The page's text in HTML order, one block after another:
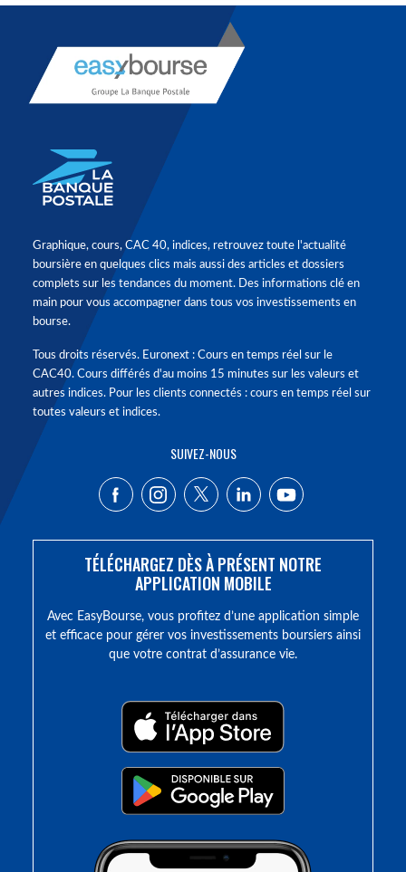
Graphique, cours, CAC 40, indices, retrouvez toute l'actualité
boursière en quelques clics mais aussi des articles et dossiers
complets sur les tendances du moment. Des informations clé en
main pour vous accompagner dans tous vos investissements en
bourse.
Tous droits réservés. Euronext : Cours en temps réel sur le
CAC40. Cours différés d'au moins 15 minutes sur les valeurs et
autres indices. Pour les clients connectés : cours en temps réel sur
toutes valeurs et indices.
SUIVEZ-NOUS
TÉLÉCHARGEZ DÈS À PRÉSENT NOTRE
APPLICATION MOBILE
Avec EasyBourse, vous profitez d’une application simple
et efficace pour gérer vos investissements boursiers ainsi
que votre contrat d’assurance vie.